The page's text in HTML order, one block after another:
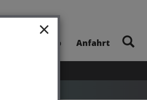
×
Unsere App Anfahrt